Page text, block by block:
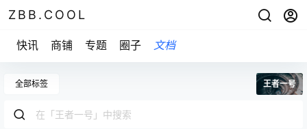
ZBB.COOL
快讯 商铺 专题 圈子 文档
全部标签 王者一号